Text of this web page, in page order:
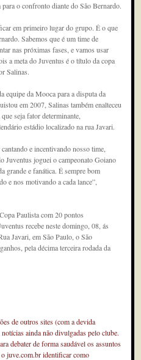
o confronto diante do São Bernardo.
em primeiro lugar do grupo. É o que
Sabemos que é um time de
nas próximas fases, e vamos usar
a meta do Juventus é o título da copa
Salinas.
equipe da Mooca para a disputa da
em 2007, Salinas também enalteceu
seja fator determinante,
estádio localizado na rua Javari.
e incentivando nosso time,
Juventus joguei o campeonato Goiano
grande e fanática. É sempre bom
e nos motivando a cada lance”,
Paulista com 20 pontos
recebe neste domingo, 08, ás
Javari, em São Paulo, o São
pela décima terceira rodada da
de outros sites (com a devida
ainda não divulgadas pelo clube.
debater de forma saudável os assuntos
juve.com.br identificar como